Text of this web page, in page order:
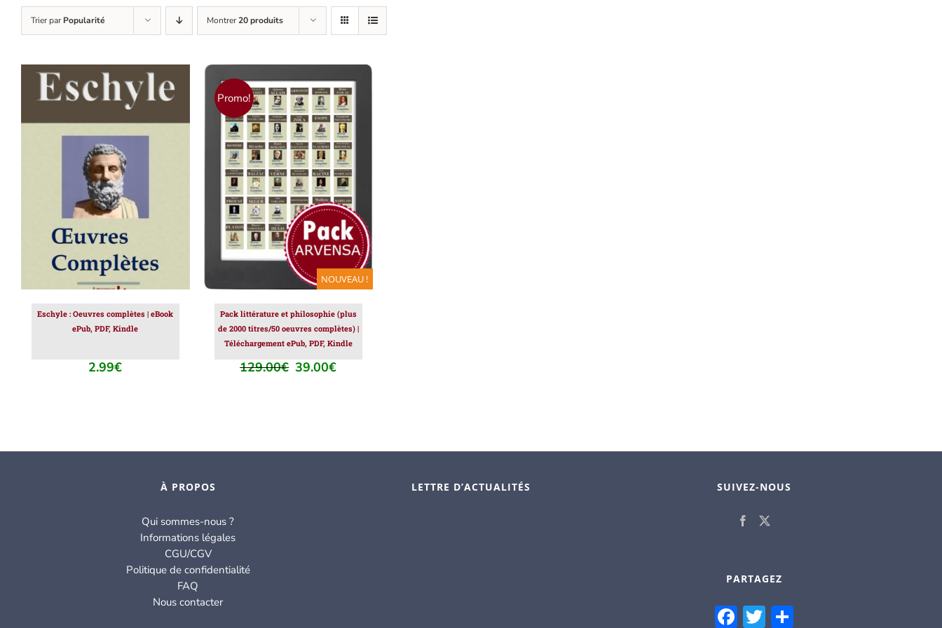
Trier parPopularité Montrer20 produits
AJOUTER AU PANIER
DÉTAILS
Eschyle : Oeuvres complètes | eBook
ePub, PDF, Kindle
2.99€
Promo!
NOUVEAU !
AJOUTER AU PANIER
/
DÉTAILS
Pack littérature et philosophie (plus
de 2000 titres/50 oeuvres complètes) |
Téléchargement ePub, PDF, Kindle
129.00€ Le
39.00€Le
À PROPOS
Qui sommes-nous ?
Informations légales
CGU/CGV
Politique de confidentialité
FAQ
Nous contacter
LETTRE D’ACTUALITÉS SUIVEZ-NOUS
PARTAGEZ
Facebook
TwitterPartager